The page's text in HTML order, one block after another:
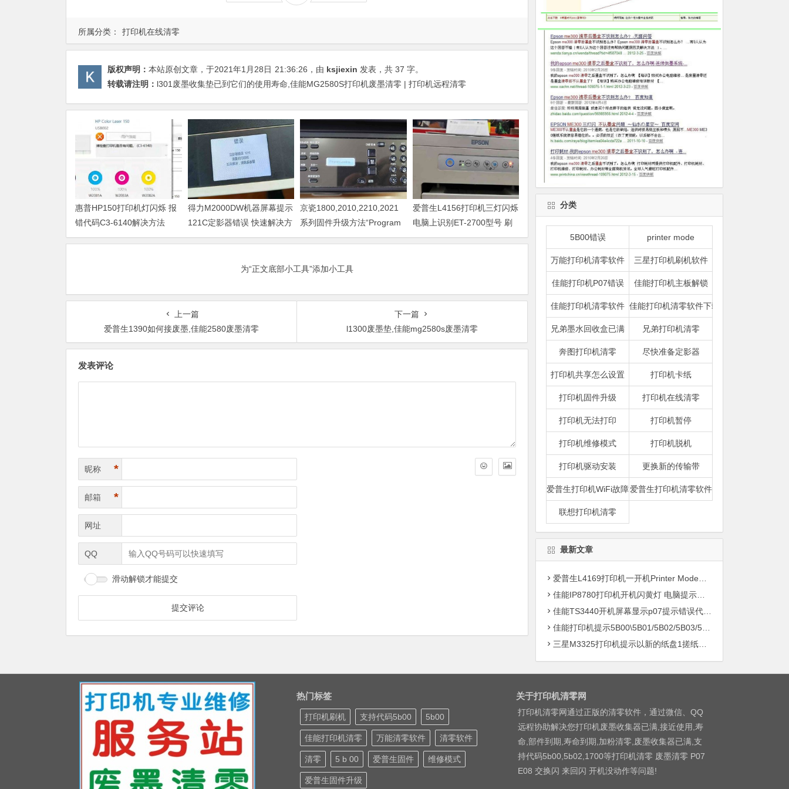
所属分类： 打印机在线清零
版权声明： 本站原创文章，于2021年1月28日 21:36:26 ，由 ksjiexin 发表，共 37 字。
转载请注明： l301废墨收集垫已到它们的使用寿命,佳能MG2580S打印机废墨清零 | 打印机远程清零
惠普HP150打印机灯闪烁 报
错代码C3-6140解决方法
得力M2000DW机器屏幕提示
121C定影器错误 快速解决方
法
京瓷1800,2010,2210,2021
系列固件升级方法“Program
Loading或者卡LOGO
爱普生L4156打印机三灯闪烁
电脑上识别ET-2700型号 刷
固件快速解决问题
为“正文底部小工具”添加小工具
上一篇
爱普生1390如何接废墨,佳能2580废墨清零
下一篇
l1300废墨垫,佳能mg2580s废墨清零
发表评论
昵称 *
邮箱 *
网址
QQ
滑动解锁才能提交
分类
5B00错误 printer mode
万能打印机清零软件 三星打印机刷机软件
佳能打印机P07错误 佳能打印机主板解锁
佳能打印机清零软件 佳能打印机清零软件下载
兄弟墨水回收盒已满 兄弟打印机清零
奔图打印机清零 尽快准备定影器
打印机共享怎么设置 打印机卡纸
打印机固件升级 打印机在线清零
打印机无法打印 打印机暂停
打印机维修模式 打印机脱机
打印机驱动安装 更换新的传输带
爱普生打印机WiFi故障爱普生打印机清零软件
联想打印机清零
最新文章
爱普生L4169打印机一开机Printer Mode故障主板维修
佳能IP8780打印机开机闪黄灯 电脑提示错误5B00快速解决方案清零
佳能TS3440开机屏幕显示p07提示错误代码5B00快速解决方案 清零
佳能打印机提示5B00\5B01/5B02/5B03/5B04/5B11/5B12/5B13/5B14/1700/1702/1703/1704
三星M3325打印机提示以新的纸盘1搓纸轮进行更换
热门标签
打印机刷机 支持代码5b00 5b00
佳能打印机清零 万能清零软件 清零软件
清零 5 b 00 爱普生固件 维修模式
爱普生固件升级
关于打印机清零网
打印机清零网通过正版的清零软件，通过微信、QQ
远程协助解决您打印机废墨收集器已满,接近使用,寿
命,部件到期,寿命到期,加粉清零,废墨收集器已满,支
持代码5b00,5b02,1700等打印机清零 废墨清零 P07
E08 交换闪 来回闪 开机没动作等问题!